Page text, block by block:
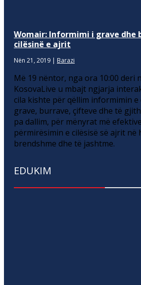
Womair: Informimi i grave dhe
cilësinë e ajrit
Nën 21, 2019 | Barazi
Më 19 nëntor, nga ora 10:00 deri
KosovaLive u mbajt ngjarja
cila kishte për qëllim informimin e
grave, burrave, çifteve dhe të
pa dallim, për mënyrat më
përmirësimin e cilësisë së ajrit në
brendshme dhe të jashtme.
EDUKIM